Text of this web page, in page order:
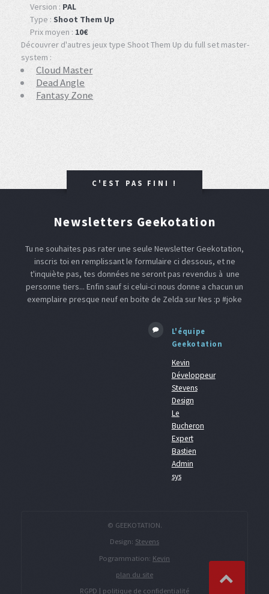
Version : PAL
Type : Shoot Them Up
Prix moyen : 10€
Découvrer d'autres jeux type Shoot Them Up du full set master-
system :
Cloud Master
Dead Angle
Fantasy Zone
C'EST PAS FINI !
Newsletters Geekotation
Tu ne souhaites pas rater une seule Newsletter Geekotation,
inscris toi en remplissant le formulaire ci dessous, et ne
t'inquiète pas, tes données ne seront pas revendus à une
personne tiers... Enfin sauf si celui-ci nous donne a chacun un
exemplaire presque neuf en boite de Zelda sur Nes :p #joke
L'équipe
Geekotation
Kevin
Développeur
Stevens
Design
Le
Bucheron
Expert
Bastien
Admin
sys
© GEEKOTATION.
Design: Stevens
Pogrammation: Kevin
plan du site
RGPD | politique de confidentialité